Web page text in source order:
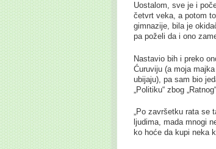
Uostalom, sve je i
četvrt veka, a potom
gimnazije, bila je
pa poželi da i ono
Nastavio bih i preko
Ćuruviju (a moja
ubijaju), pa sam bio
„Politiku“ zbog
„Po završetku rata se
ljudima, mada mnogi
ko hoće da kupi neka